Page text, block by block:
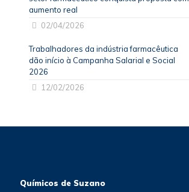
aumento real
02/04/2026
Trabalhadores da indústria farmacêutica
dão início à Campanha Salarial e Social
2026
12/02/2026
Químicos de Suzano